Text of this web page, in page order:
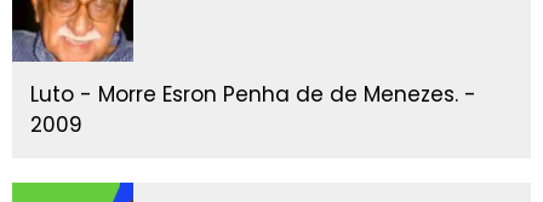
Luto - Morre Esron Penha de de Menezes. -
2009